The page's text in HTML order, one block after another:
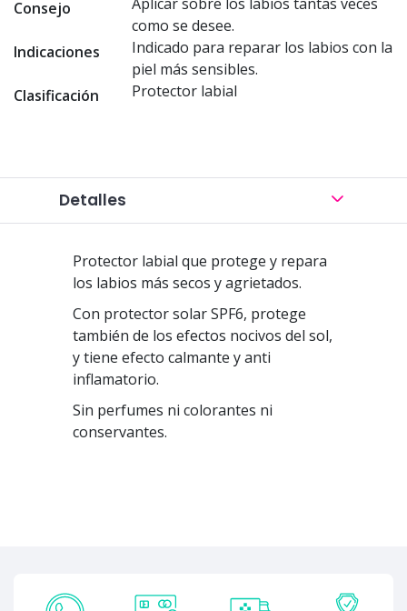
Consejo
como se desee.
Indicaciones
Indicado para reparar los labios con la
piel más sensibles.
Clasificación
Protector labial
Detalles
Protector labial que protege y repara
los labios más secos y agrietados.
Con protector solar SPF6, protege
también de los efectos nocivos del sol,
y tiene efecto calmante y anti
inflamatorio.
Sin perfumes ni colorantes ni
conservantes.